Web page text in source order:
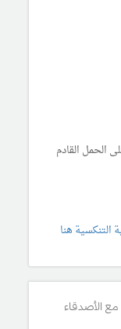
الحمل القادم
هنا
الأصدقاء